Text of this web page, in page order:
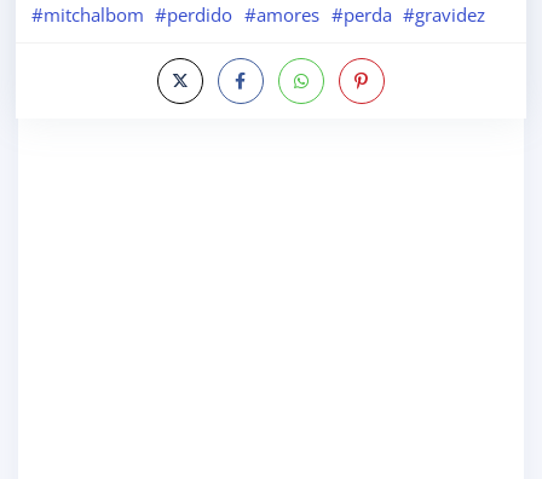
#mitchalbom #perdido #amores #perda #gravidez